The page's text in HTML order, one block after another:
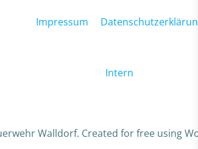
Impressum
Intern
Walldorf. Created for free using